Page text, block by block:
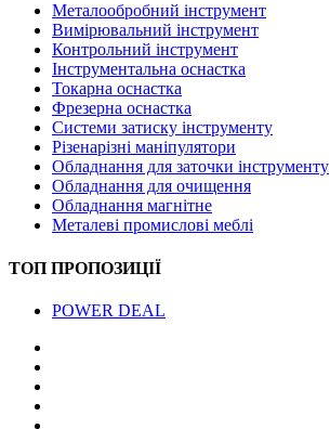
Металообробний інструмент
Вимірювальний інструмент
Контрольний інструмент
Інструментальна оснастка
Токарна оснастка
Фрезерна оснастка
Системи затиску інструменту
Різенарізні маніпулятори
Обладнання для заточки інструменту
Обладнання для очищення
Обладнання магнітне
Металеві промислові меблі
ТОП ПРОПОЗИЦІЇ
POWER DEAL